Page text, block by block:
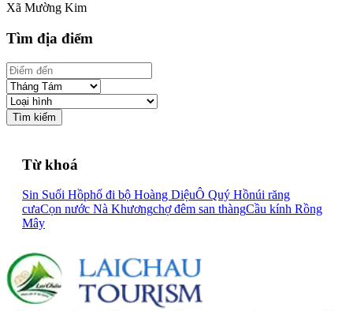
Xã Mường Kim
Tìm địa điểm
Tìm kiếm
Từ khoá
Sin Suối Hồphố đi bộ Hoàng DiệuÔ Quý Hồnúi răng
cưaCọn nước Nà Khươngchợ đêm san thàngCầu kính Rồng
Mây